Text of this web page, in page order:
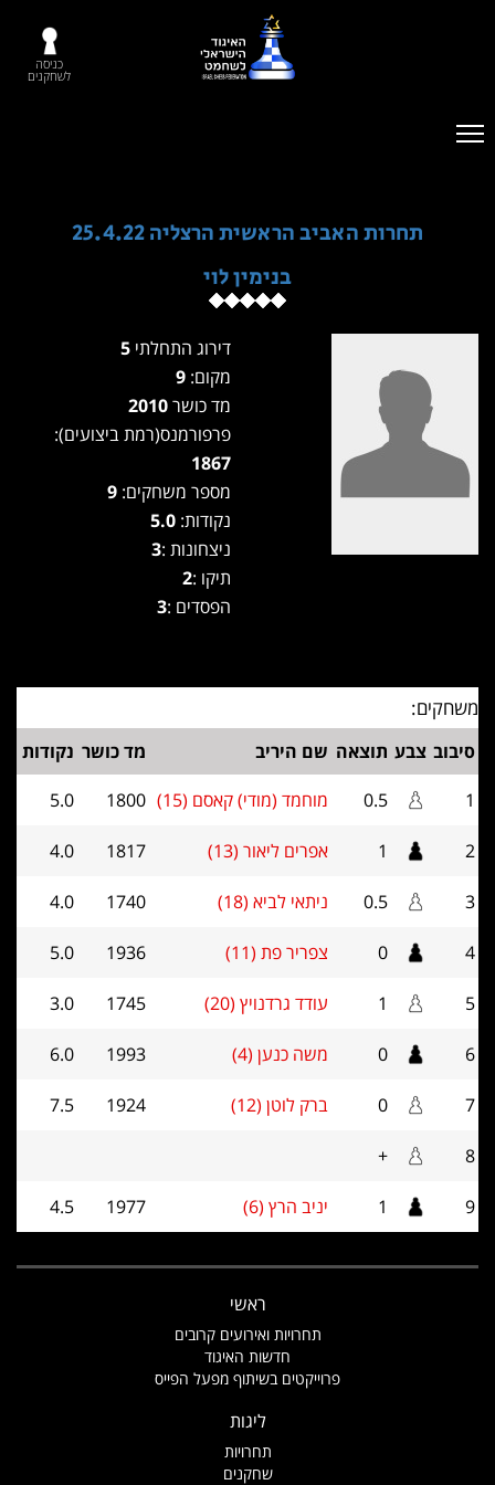
כניסה
לשחקנים
תחרות האביב הראשית הרצליה 25.4.22
בנימין לוי
דירוג התחלתי
מקום:
מד כושר
פרפורמנס(רמת ביצועים):
1867
מספר משחקים:
נקודות: 5.0
ניצחונות :3
תיקו :2
הפסדים :3
משחקים:
סיבוב צבע תוצאה שם היריב מד כושר נקודות
1
0.5 מוחמד (מודי) קאסם (15) 1800
5.0
2
1 אפרים ליאור (13) 1817
4.0
3
0.5 ניתאי לביא (18) 1740
4.0
4
0 צפריר פת (11) 1936
5.0
5
1 עודד גרדנויץ (20) 1745
3.0
6
0 משה כנען (4) 1993
6.0
7
0 ברק לוטן (12) 1924
7.5
8
+
9
1 יניב הרץ (6) 1977
4.5
ראשי
תחרויות ואירועים קרובים
חדשות האיגוד
פרוייקטים בשיתוף מפעל הפייס
ליגות
תחרויות
שחקנים